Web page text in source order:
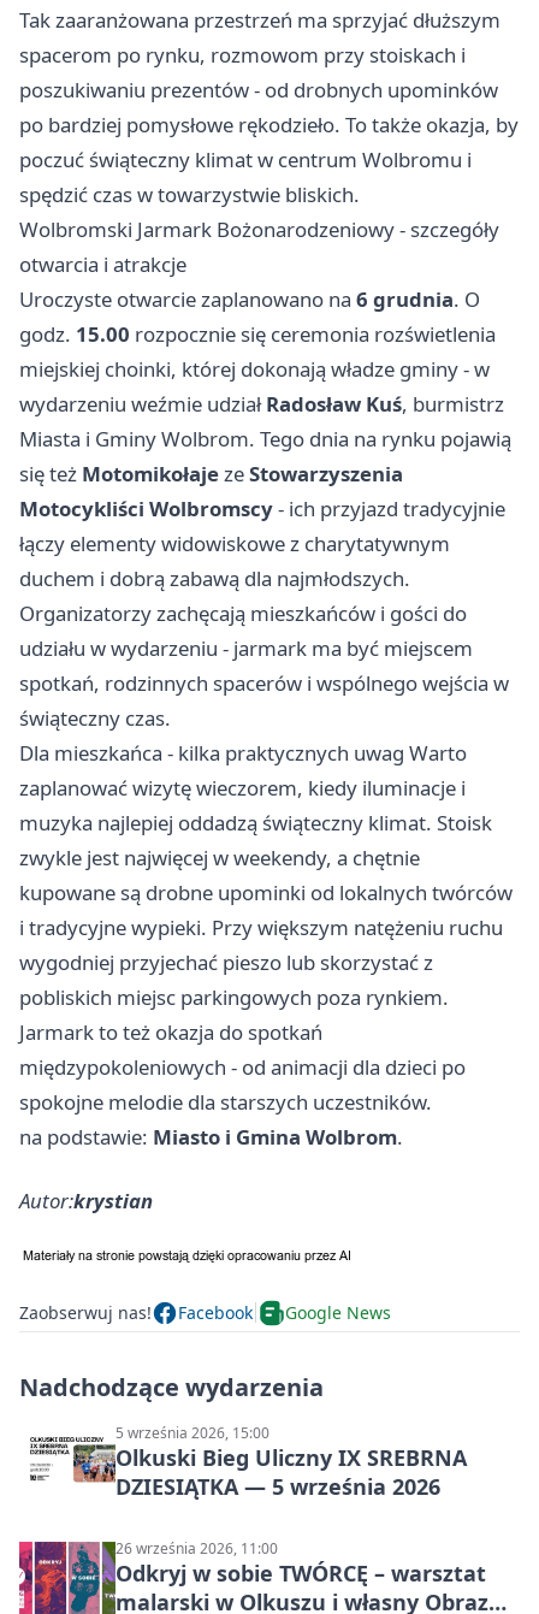
Tak zaaranżowana przestrzeń ma sprzyjać dłuższym
spacerom po rynku, rozmowom przy stoiskach i
poszukiwaniu prezentów - od drobnych upominków
po bardziej pomysłowe rękodzieło. To także okazja, by
poczuć świąteczny klimat w centrum Wolbromu i
spędzić czas w towarzystwie bliskich.
Wolbromski Jarmark Bożonarodzeniowy - szczegóły
otwarcia i atrakcje
Uroczyste otwarcie zaplanowano na 6 grudnia. O
godz. 15.00 rozpocznie się ceremonia rozświetlenia
miejskiej choinki, której dokonają władze gminy - w
wydarzeniu weźmie udziałRadosław Kuś, burmistrz
Miasta i Gminy Wolbrom. Tego dnia na rynku pojawią
się też MotomikołajezeStowarzyszenia
Motocykliści Wolbromscy- ich przyjazd tradycyjnie
łączy elementy widowiskowe z charytatywnym
duchem i dobrą zabawą dla najmłodszych.
Organizatorzy zachęcają mieszkańców i gości do
udziału w wydarzeniu - jarmark ma być miejscem
spotkań, rodzinnych spacerów i wspólnego wejścia w
świąteczny czas.
Dla mieszkańca - kilka praktycznych uwag Warto
zaplanować wizytę wieczorem, kiedy iluminacje i
muzyka najlepiej oddadzą świąteczny klimat. Stoisk
zwykle jest najwięcej w weekendy, a chętnie
kupowane są drobne upominki od lokalnych twórców
i tradycyjne wypieki. Przy większym natężeniu ruchu
wygodniej przyjechać pieszo lub skorzystać z
pobliskich miejsc parkingowych poza rynkiem.
Jarmark to też okazja do spotkań
międzypokoleniowych - od animacji dla dzieci po
spokojne melodie dla starszych uczestników.
na podstawie: Miasto i Gmina Wolbrom.
Autor:krystian
Zaobserwuj nas! Facebook Google News
Nadchodzące wydarzenia
5 września 2026, 15:00
Olkuski Bieg Uliczny IX SREBRNA
DZIESIĄTKA — 5 września 2026
26 września 2026, 11:00
Odkryj w sobie TWÓRCĘ – warsztat
malarski w Olkuszu i własny Obraz